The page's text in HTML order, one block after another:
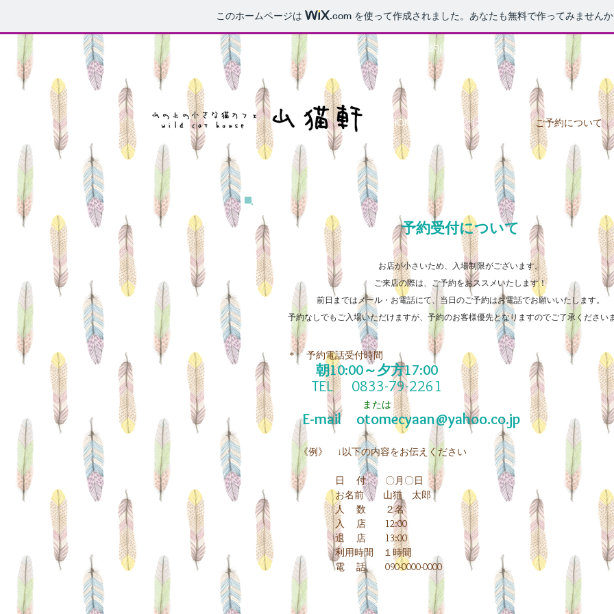
このホームページは .com を使って作成されました。あなたも無料で作ってみません
ご予約はこちらから！
HOME 山猫軒とは ご予約について
予約受付について
お店が小さいため、入場制限がございます。
ご来店の際は、ご予約をおススメいたします！
前日まではメール・お電話にて、当日のご予約はお電話でお願いいたします。
予約なしでもご入場いただけますが、予約のお客様優先となりますのでご了承ください
＊ 予約電話受付時間
朝10:00～夕方17:00
TEL 0833-79-2261
または
E-mail otomecyaan@yahoo.co.jp
《例》 ↓以下の内容をお伝えください
日 付 〇月〇日
お名前 山猫 太郎
人 数 ２名
入 店 12:00
退 店 13:00
利用時間 １時間
電 話 090-0000-0000